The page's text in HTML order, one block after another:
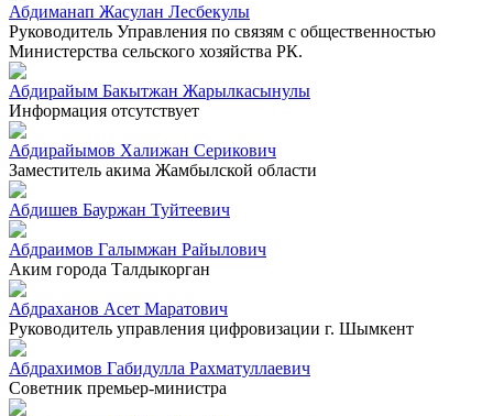
Абдиманап Жасулан Лесбекулы
Руководитель Управления по связям с общественностью
Министерства сельского хозяйства РК.
Абдирайым Бакытжан Жарылкасынулы
Информация отсутствует
Абдирайымов Халижан Серикович
Заместитель акима Жамбылской области
Абдишев Бауржан Туйтеевич
Абдраимов Галымжан Райылович
Аким города Талдыкорган
Абдраханов Асет Маратович
Руководитель управления цифровизации г. Шымкент
Абдрахимов Габидулла Рахматуллаевич
Советник премьер-министра